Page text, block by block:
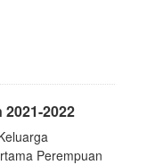
2022
Perempuan